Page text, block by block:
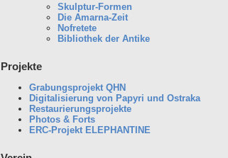
Skulptur-Formen
Die Amarna-Zeit
Nofretete
Bibliothek der Antike
Projekte
Grabungsprojekt QHN
Digitalisierung von Papyri und Ostraka
Restaurierungsprojekte
Photos & Forts
ERC-Projekt ELEPHANTINE